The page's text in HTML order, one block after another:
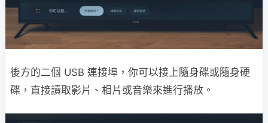
後方的二個 USB 連接埠，你可以接上隨身碟或隨身硬
碟，直接讀取影片、相片或音樂來進行播放。